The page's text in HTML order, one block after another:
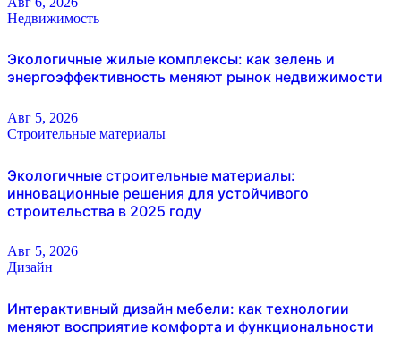
Недвижимость
Экологичные жилые комплексы: как зелень и
энергоэффективность меняют рынок недвижимости
Авг 5, 2026
Строительные материалы
Экологичные строительные материалы:
инновационные решения для устойчивого
строительства в 2025 году
Авг 5, 2026
Дизайн
Интерактивный дизайн мебели: как технологии
меняют восприятие комфорта и функциональности